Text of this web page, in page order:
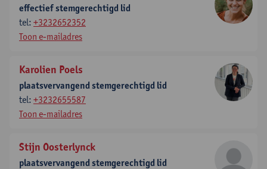
effectief stemgerechtigd lid
tel: +3232652352
Toon e-mailadres
Karolien Poels
plaatsvervangend stemgerechtigd lid
tel: +3232655587
Toon e-mailadres
Stijn Oosterlynck
plaatsvervangend stemgerechtigd lid